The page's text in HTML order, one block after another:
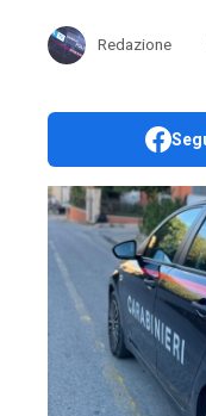
Redazione